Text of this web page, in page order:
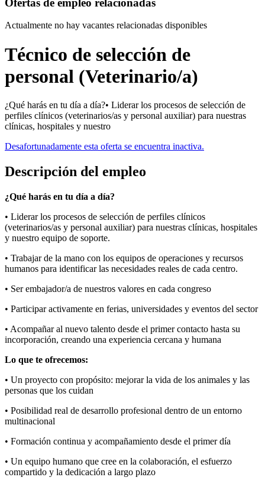
Actualmente no hay vacantes relacionadas disponibles
Técnico de selección de
personal (Veterinario/a)
¿Qué harás en tu día a día?• Liderar los procesos de selección de
perfiles clínicos (veterinarios/as y personal auxiliar) para nuestras
clínicas, hospitales y nuestro
Desafortunadamente esta oferta se encuentra inactiva.
Descripción del empleo
¿Qué harás en tu día a día?
• Liderar los procesos de selección de perfiles clínicos
(veterinarios/as y personal auxiliar) para nuestras clínicas, hospitales
y nuestro equipo de soporte.
• Trabajar de la mano con los equipos de operaciones y recursos
humanos para identificar las necesidades reales de cada centro.
• Ser embajador/a de nuestros valores en cada congreso
• Participar activamente en ferias, universidades y eventos del sector
• Acompañar al nuevo talento desde el primer contacto hasta su
incorporación, creando una experiencia cercana y humana
Lo que te ofrecemos:
• Un proyecto con propósito: mejorar la vida de los animales y las
personas que los cuidan
• Posibilidad real de desarrollo profesional dentro de un entorno
multinacional
• Formación continua y acompañamiento desde el primer día
• Un equipo humano que cree en la colaboración, el esfuerzo
compartido y la dedicación a largo plazo